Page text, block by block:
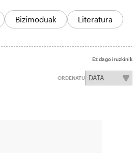
Bizimoduak Literatura
Ez dago iruzkinik
ORDENATU